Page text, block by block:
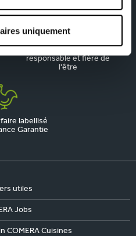
uniquement
responsable et fière de
l'être
labellisé
Garantie
utiles
Jobs
COMERA Cuisines